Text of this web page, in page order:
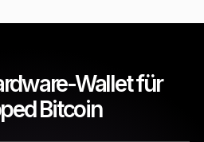
Wallet für
Bitcoin